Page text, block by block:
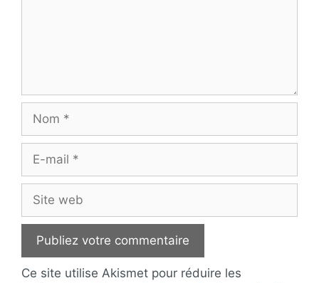
Nom
Site
web
Ce site utilise Akismet pour réduire les